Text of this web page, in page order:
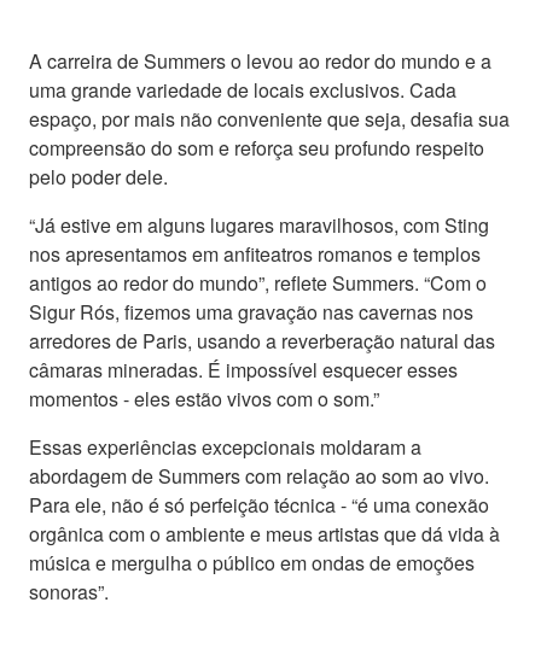
A carreira de Summers o levou ao redor do mundo e a
uma grande variedade de locais exclusivos. Cada
espaço, por mais não conveniente que seja, desafia sua
compreensão do som e reforça seu profundo respeito
pelo poder dele.
“Já estive em alguns lugares maravilhosos, com Sting
nos apresentamos em anfiteatros romanos e templos
antigos ao redor do mundo”, reflete Summers. “Com o
Sigur Rós, fizemos uma gravação nas cavernas nos
arredores de Paris, usando a reverberação natural das
câmaras mineradas. É impossível esquecer esses
momentos - eles estão vivos com o som.”
Essas experiências excepcionais moldaram a
abordagem de Summers com relação ao som ao vivo.
Para ele, não é só perfeição técnica - “é uma conexão
orgânica com o ambiente e meus artistas que dá vida à
música e mergulha o público em ondas de emoções
sonoras”.